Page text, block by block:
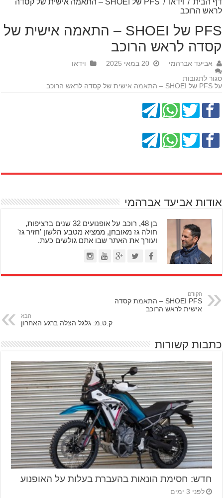
דף הבית / וידאו /
PFS של SHOEI – התאמה אישית של קסדה
לראש הרוכב
PFS של SHOEI – התאמה אישית של
קסדה לראש הרוכב
אביעד אברהמי 20 במאי 2025
וידאו
סגור לתגובות
על PFS של SHOEI – התאמה אישית של קסדה לראש הרוכב
אודות אביעד אברהמי
בן 48, רוכב על אופנועים 32 שנים ברציפות,
חולה גז מאובחן, ממציא מטבע הלשון 'חזיר גז'
ועורך את האתר שבו אתם גולשים כעת.
הקודם
SHOEI PFS – התאמת קסדה
אישית לראש הרוכב
הבא
ק.ט.מ: גלגל הצלה ברגע האחרון
כתבות קשורות
חדש: חסימת הונאות בהעברת בעלות על האופנוע
לפני 3 ימים